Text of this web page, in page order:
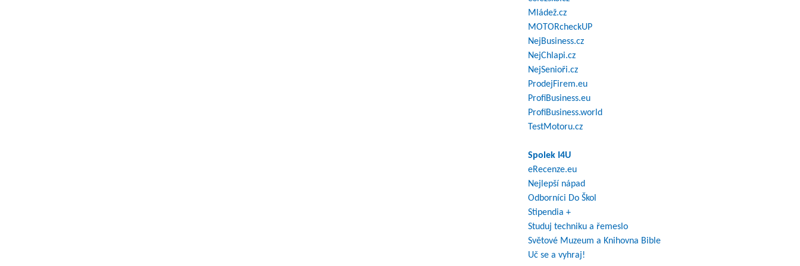
Mládež.cz
MOTORcheckUP
NejBusiness.cz
NejChlapi.cz
NejSenioři.cz
ProdejFirem.eu
ProfiBusiness.eu
ProfiBusiness.world
TestMotoru.cz
Spolek I4U
eRecenze.eu
Nejlepší nápad
Odborníci Do Škol
Stipendia +
Studuj techniku a řemeslo
Světové Muzeum a Knihovna Bible
Uč se a vyhraj!